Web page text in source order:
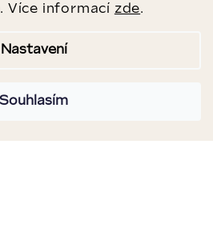
Více informací zde.
Nastavení
Souhlasím